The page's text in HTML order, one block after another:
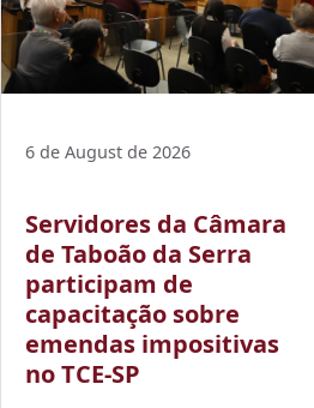
6 de August de 2026
Servidores da Câmara
de Taboão da Serra
participam de
capacitação sobre
emendas impositivas
no TCE-SP